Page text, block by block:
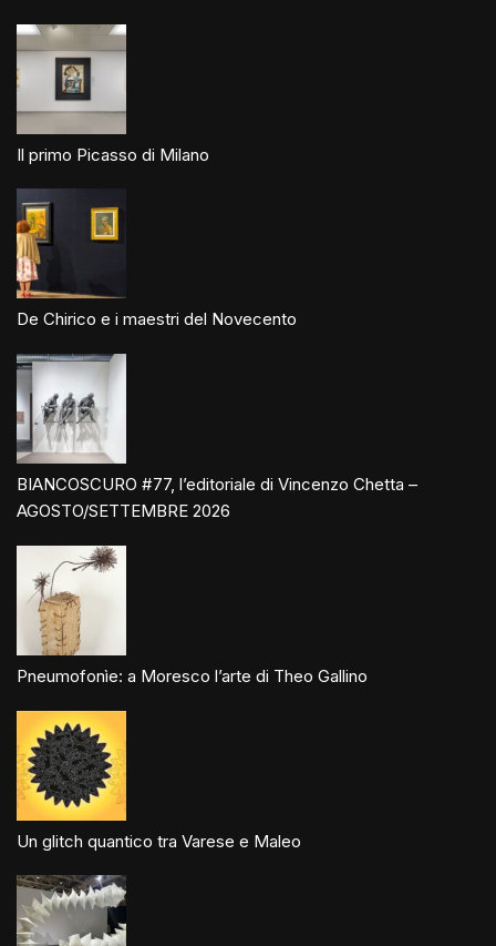
Il primo Picasso di Milano
De Chirico e i maestri del Novecento
BIANCOSCURO #77, l’editoriale di Vincenzo Chetta –
AGOSTO/SETTEMBRE 2026
Pneumofonìe: a Moresco l’arte di Theo Gallino
Un glitch quantico tra Varese e Maleo